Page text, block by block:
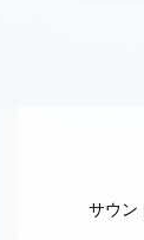
サウン